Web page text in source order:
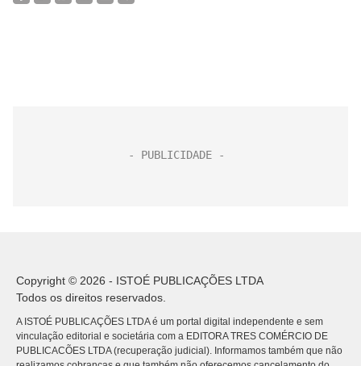
Copyright © 2026 - ISTOÉ PUBLICAÇÕES LTDA
Todos os direitos reservados.
A ISTOÉ PUBLICAÇÕES LTDA é um portal digital independente e sem
vinculação editorial e societária com a EDITORA TRES COMÉRCIO DE
PUBLICACÕES LTDA (recuperação judicial). Informamos também que não